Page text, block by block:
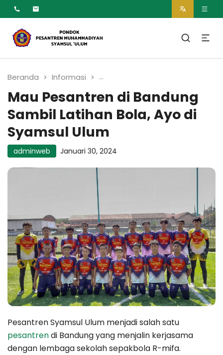
Pesantren Syamsul
Ulum Muhammadiyah
Beranda Informasi Mau Pesantren di Bandung
Mau Pesantren di Bandung
Sambil Latihan Bola, Ayo di
Syamsul Ulum
adminweb Januari 30, 2024
Pesantren Syamsul Ulum menjadi salah satu
pesantrendi Bandung yang menjalin kerjasama
dengan lembaga sekolah sepakbola R-mifa.